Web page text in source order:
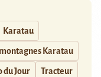
Karatau
montagnes Karatau
du Jour Tracteur